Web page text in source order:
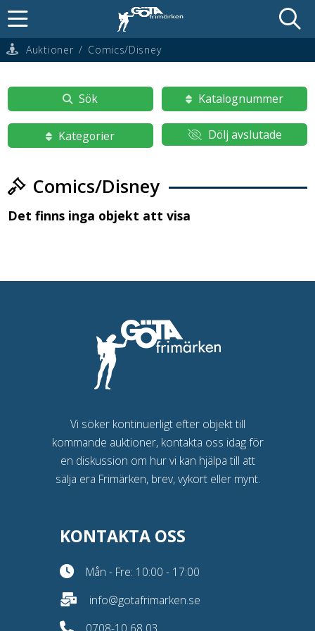
Auktioner / Comics/Disney
Sök Katalognummer
Kategorier Dölj avslutade
Comics/Disney
Det finns inga objekt att visa
Vi söker kontinuerligt efter objekt till
kommande auktioner, kontakta oss idag för
en diskussion om hur vi kan hjälpa till att
sälja era Frimärken, brev, vykort eller mynt.
KONTAKTA OSS
Mån - Fre: 10:00 - 17:00
info@gotafrimarken.se